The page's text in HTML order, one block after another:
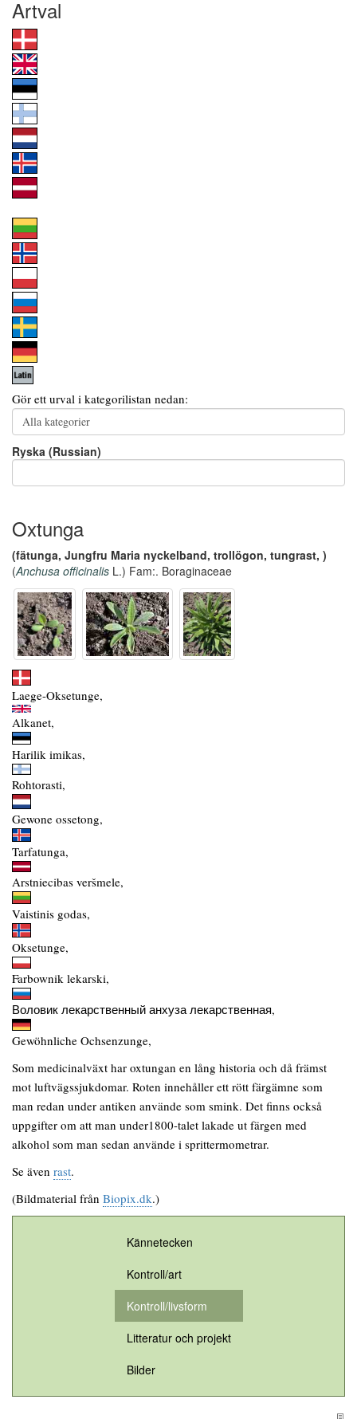
Artval
Gör ett urval i kategorilistan nedan:
Ryska (Russian)
Oxtunga
(fätunga, Jungfru Maria nyckelband, trollögon, tungrast, )
(Anchusa officinalis L.) Fam:. Boraginaceae
Laege-Oksetunge,
Alkanet,
Harilik imikas,
Rohtorasti,
Gewone ossetong,
Tarfatunga,
Arstniecibas veršmele,
Vaistinis godas,
Oksetunge,
Farbownik lekarski,
Воловик лекарственный анхуза лекарственная,
Gewöhnliche Ochsenzunge,
Som medicinalväxt har oxtungan en lång historia och då främst
mot luftvägssjukdomar. Roten innehåller ett rött färgämne som
man redan under antiken använde som smink. Det finns också
uppgifter om att man under1800-talet lakade ut färgen med
alkohol som man sedan använde i sprittermometrar.
Se även rast.
(Bildmaterial från Biopix.dk.)
Kännetecken
Kontroll/art
Kontroll/livsform
Litteratur och projekt
Bilder